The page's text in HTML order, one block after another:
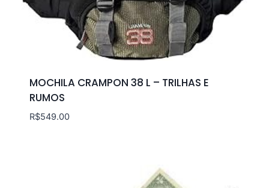
MOCHILA CRAMPON 38 L – TRILHAS E
RUMOS
R$549.00